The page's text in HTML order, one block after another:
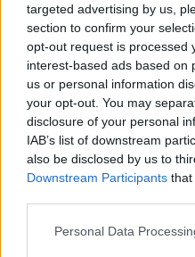
targeted advertising by us,
section to confirm your
opt-out request is processed
interest-based ads based on
us or personal information
your opt-out. You may
disclosure of your personal
IAB’s list of downstream
also be disclosed by us to
Downstream Participants that
Personal Data